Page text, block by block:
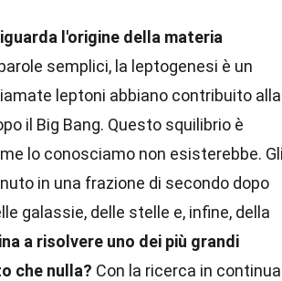
l'origine della materia
semplici, la leptogenesi è un
leptoni abbiano contribuito alla
il Big Bang. Questo squilibrio è
lo conosciamo non esisterebbe.
in una frazione di secondo dopo
galassie, delle stelle e, infine, della
a risolvere uno dei più grandi
che nulla? Con la ricerca in continua